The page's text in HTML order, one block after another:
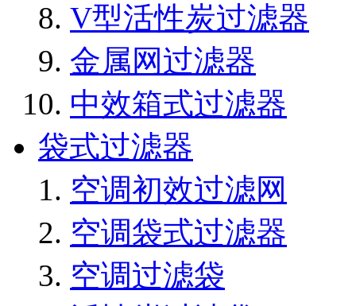
V型活性炭过滤器
金属网过滤器
中效箱式过滤器
袋式过滤器
空调初效过滤网
空调袋式过滤器
空调过滤袋